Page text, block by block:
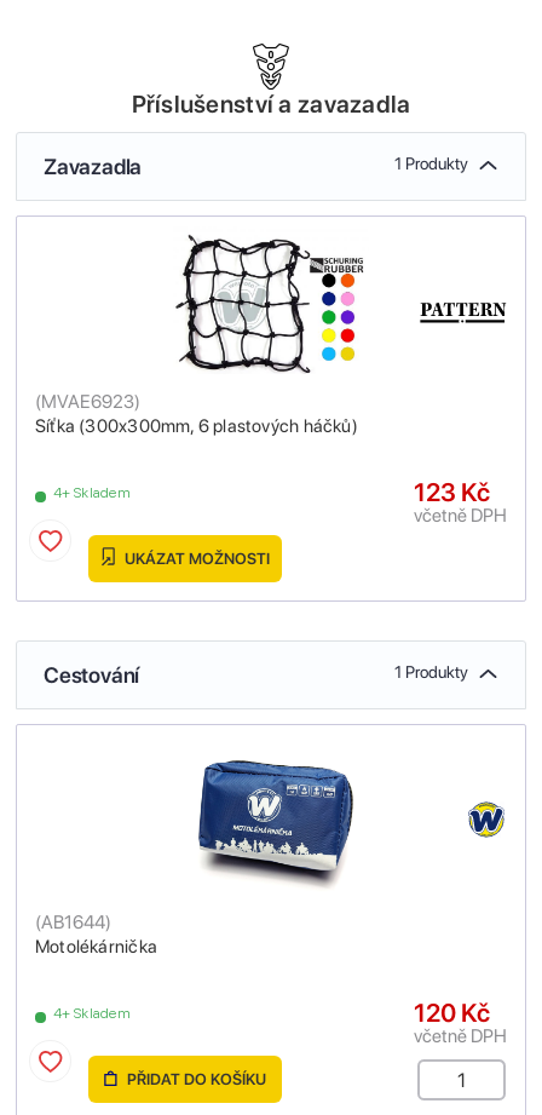
Příslušenství a zavazadla
Zavazadla 1 Produkty
Síťka (300x300mm, 6 plastových háčků)
(MVAE6923)
4+ Skladem 123 Kč
včetně DPH
UKÁZAT MOŽNOSTI
Cestování 1 Produkty
Motolékárnička
(AB1644)
4+ Skladem 120 Kč
včetně DPH
PŘIDAT DO KOŠÍKU